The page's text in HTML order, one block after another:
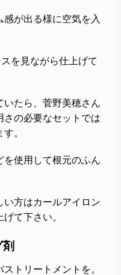
感が出る様に空気を入
を見ながら仕上げて
いたら、菅野美穂さん
さの必要なセットでは
。
を使用して根元のふん
い方はカールアイロン
て下さい。
トリートメントを。